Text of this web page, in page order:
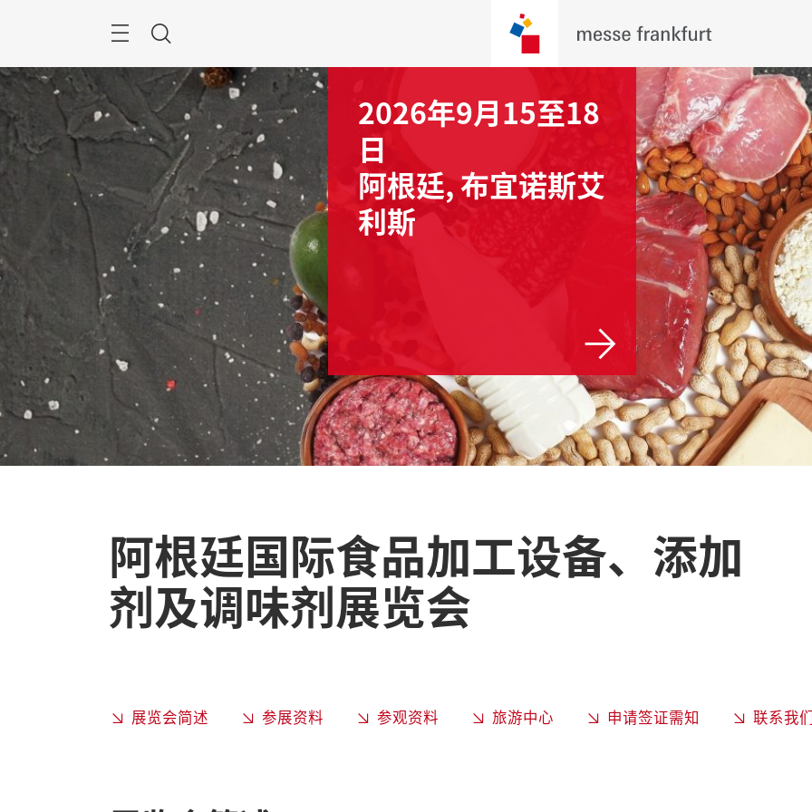
菜
单
搜
索
2026年9月15至18
日
阿根廷, 布宜诺斯艾
利斯
阿根廷国际食品加工设备、添加
剂及调味剂展览会
展览会简述 参展资料 参观资料 旅游中心 申请签证需知 联系我